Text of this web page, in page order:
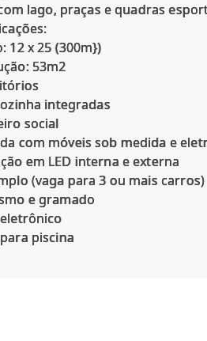
lago, praças e quadras
12 x 25 (300m})
53m2
integradas
social
com móveis sob medida e
em LED interna e externa
(vaga para 3 ou mais carros)
e gramado